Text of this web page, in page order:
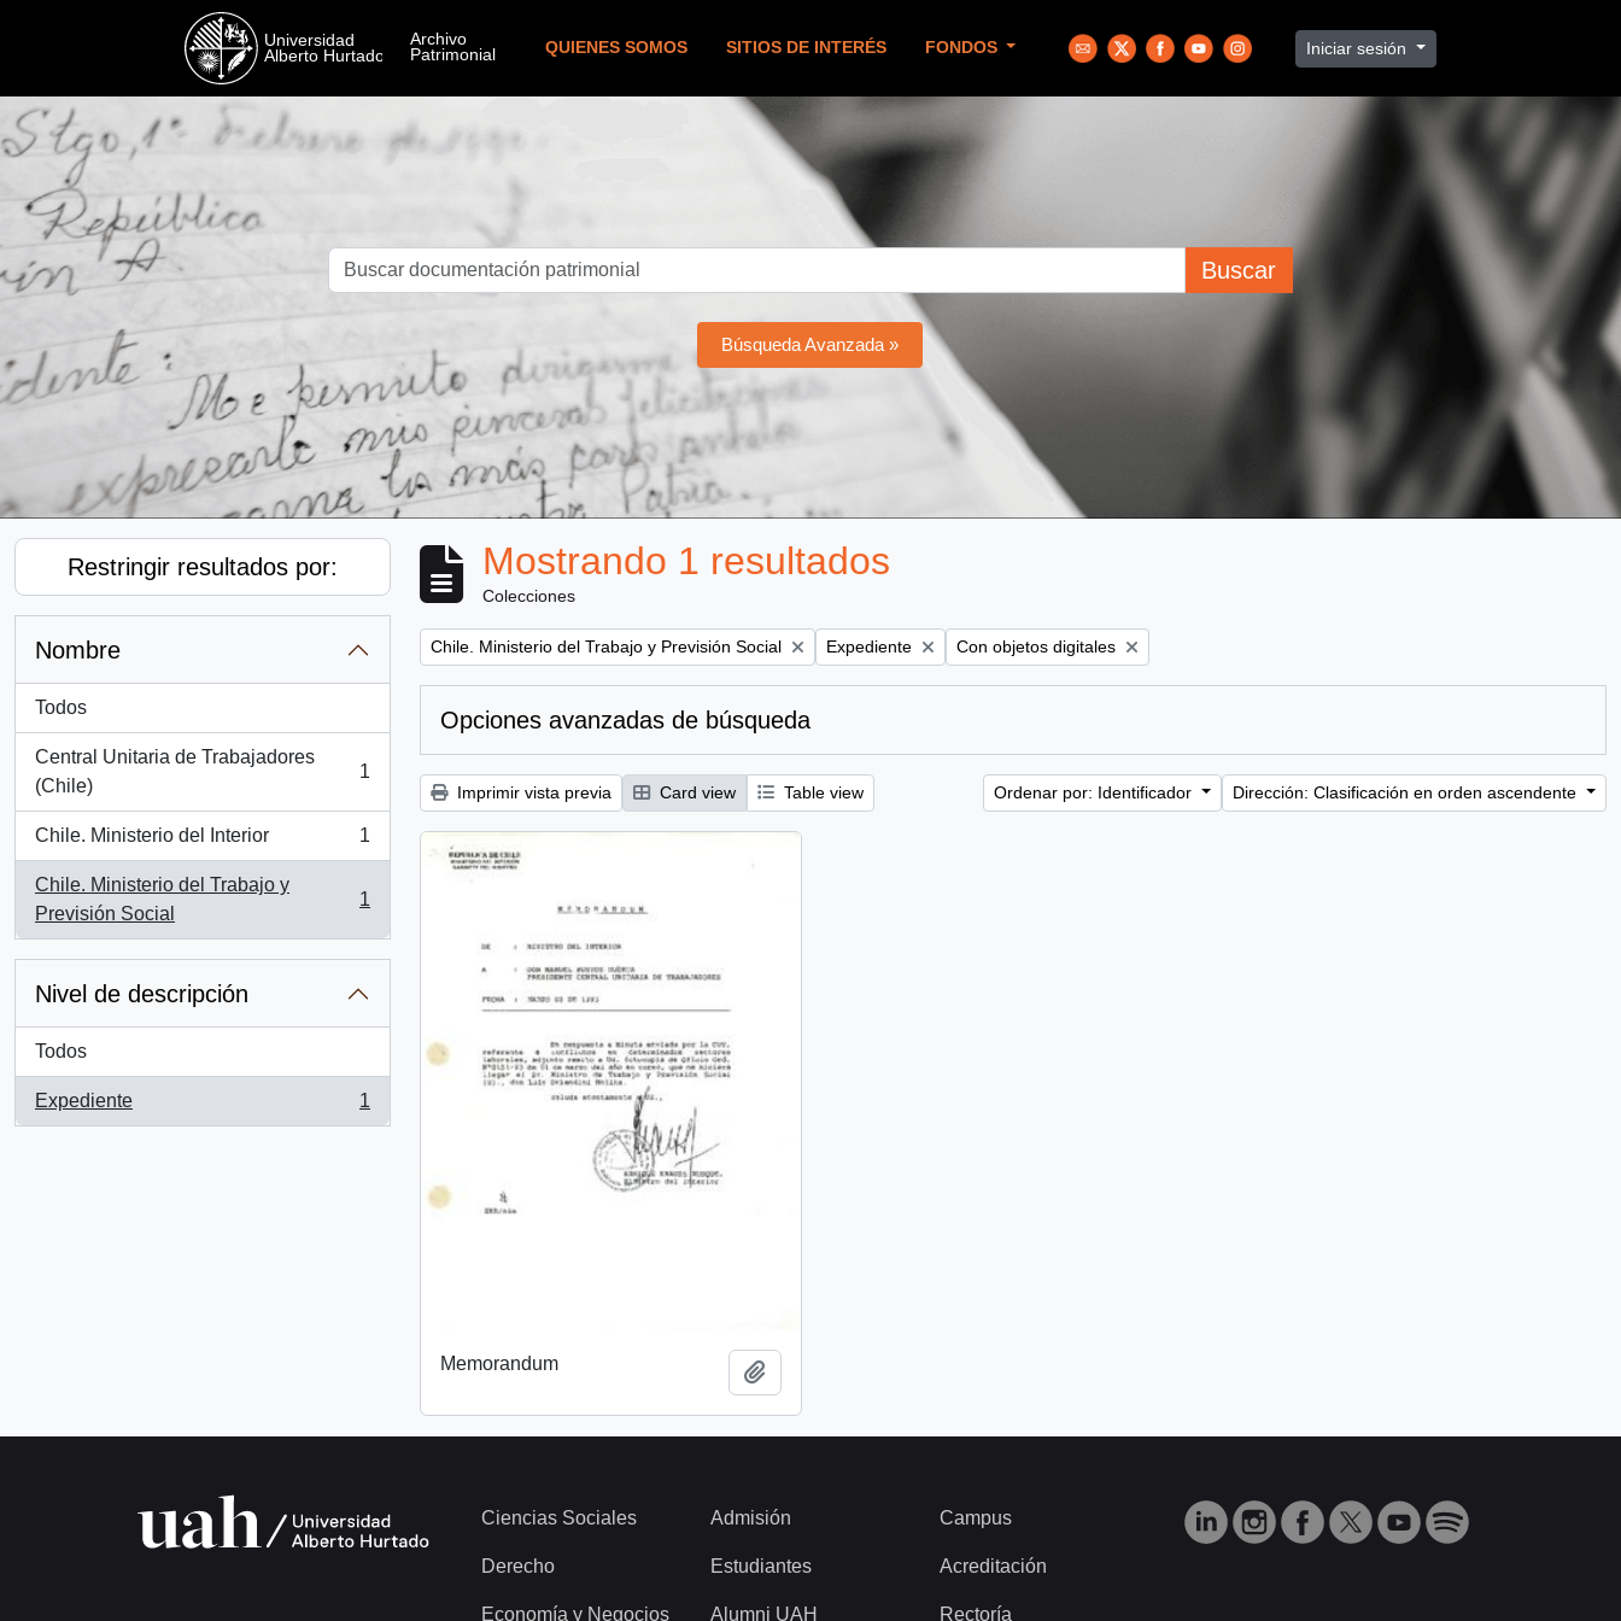
QUIENES SOMOS SITIOS DE INTERÉS FONDOS Iniciar sesión
Buscar
Búsqueda Avanzada »
Restringir resultados por:
Nombre
Todos
Central Unitaria de Trabajadores
(Chile)
, 1 resultados
1
Chile. Ministerio del Interior
, 1 resultados
1
Chile. Ministerio del Trabajo y
Previsión Social
, 1 resultados
1
Nivel de descripción
Todos
Expediente
, 1 resultados
1
Mostrando 1 resultados
Colecciones
Remove filter:
Chile. Ministerio del Trabajo y Previsión Social Remove filter:
Expediente Remove filter:
Con objetos digitales
Opciones avanzadas de búsqueda
Imprimir vista previa Card view Table view Ordenar por: Identificador Dirección: Clasificación en orden ascendente
Memorandum
Ciencias Sociales
Derecho
Economía y Negocios
Admisión
Estudiantes
Alumni UAH
Campus
Acreditación
Rectoría